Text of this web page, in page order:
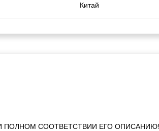
Китай
ПОЛНОМ СООТВЕТСТВИИ ЕГО ОПИСАНИЮ!